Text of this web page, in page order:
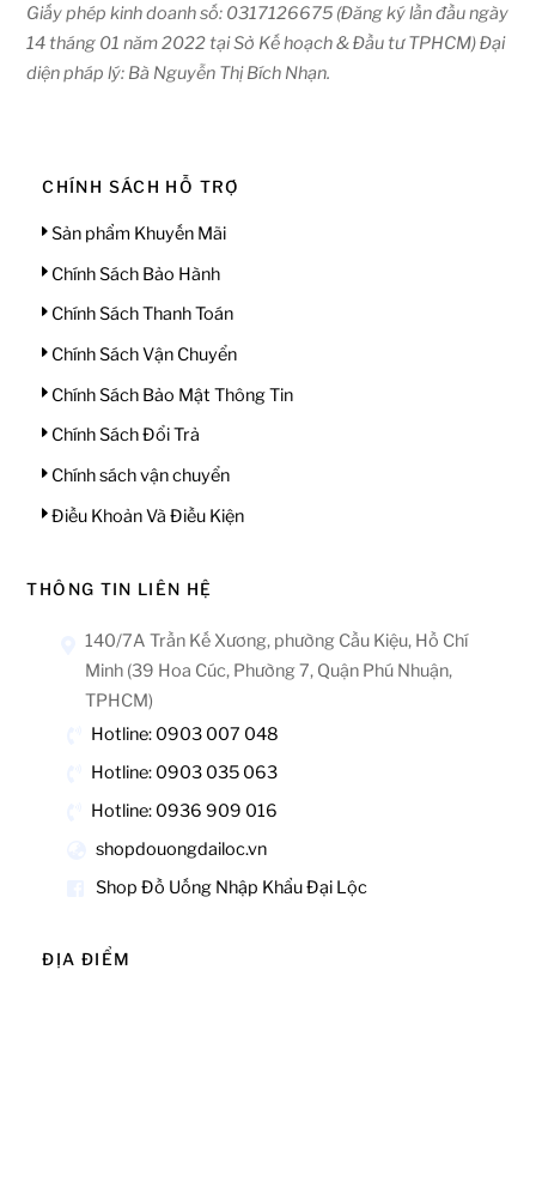
Giấy phép kinh doanh số: 0317126675 (Đăng ký lần đầu ngày
14 tháng 01 năm 2022 tại Sở Kế hoạch & Đầu tư TPHCM) Đại
diện pháp lý: Bà Nguyễn Thị Bích Nhạn.
CHÍNH SÁCH HỖ TRỢ
Sản phẩm Khuyến Mãi
Chính Sách Bảo Hành
Chính Sách Thanh Toán
Chính Sách Vận Chuyển
Chính Sách Bảo Mật Thông Tin
Chính Sách Đổi Trả
Chính sách vận chuyển
Điều Khoản Và Điều Kiện
THÔNG TIN LIÊN HỆ
140/7A Trần Kế Xương, phường Cầu Kiệu, Hồ Chí
Minh (39 Hoa Cúc, Phường 7, Quận Phú Nhuận,
TPHCM)
Hotline: 0903 007 048
Hotline: 0903 035 063
Hotline: 0936 909 016
shopdouongdailoc.vn
Shop Đồ Uống Nhập Khẩu Đại Lộc
ĐỊA ĐIỂM